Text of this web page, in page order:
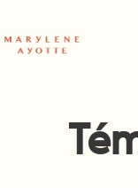
content
primary